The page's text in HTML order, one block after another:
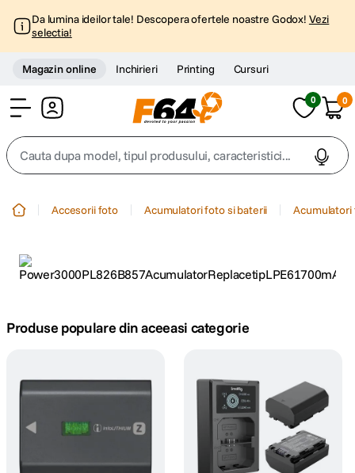
Da lumina ideilor tale! Descopera ofertele noastre Godox! Vezi
selectia!
Magazin online Inchirieri Printing Cursuri
0 0
Cauta dupa model, tipul produsului, caracteristici...
2. trepied
5. canon sx740 hs
lavaliera
7. card memorie
Accesorii foto Acumulatori foto si baterii
Produse populare din aceeasi categorie